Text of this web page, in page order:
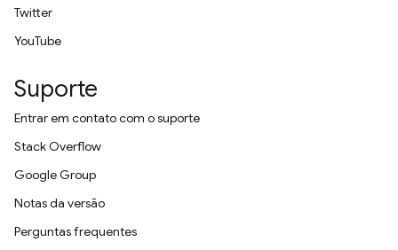
Twitter
YouTube
Suporte
Entrar em contato com o suporte
Stack Overflow
Google Group
Notas da versão
Perguntas frequentes